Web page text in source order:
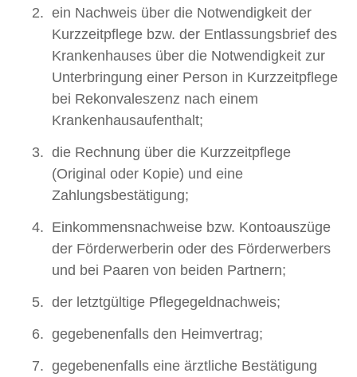
ein Nachweis über die Notwendigkeit der
Kurzzeitpflege bzw. der Entlassungsbrief des
Krankenhauses über die Notwendigkeit zur
Unterbringung einer Person in Kurzzeitpflege
bei Rekonvaleszenz nach einem
Krankenhausaufenthalt;
die Rechnung über die Kurzzeitpflege
(Original oder Kopie) und eine
Zahlungsbestätigung;
Einkommensnachweise bzw. Kontoauszüge
der Förderwerberin oder des Förderwerbers
und bei Paaren von beiden Partnern;
der letztgültige Pflegegeldnachweis;
gegebenenfalls den Heimvertrag;
gegebenenfalls eine ärztliche Bestätigung